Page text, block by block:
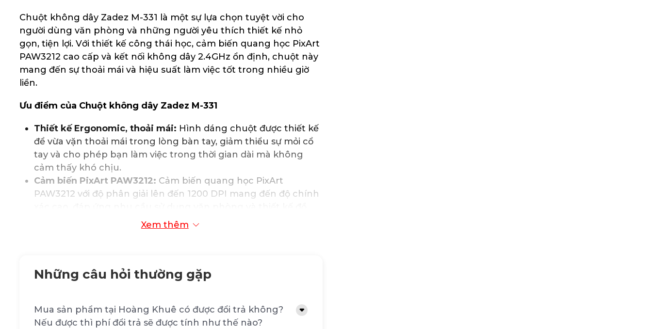
Chuột không dây Zadez M-331 là một sự lựa chọn tuyệt vời cho
người dùng văn phòng và những người yêu thích thiết kế nhỏ
gọn, tiện lợi. Với thiết kế công thái học, cảm biến quang học PixArt
PAW3212 cao cấp và kết nối không dây 2.4GHz ổn định, chuột này
mang đến sự thoải mái và hiệu suất làm việc tốt trong nhiều giờ
liền.
Ưu điểm của Chuột không dây Zadez M-331
Thiết kế Ergonomic, thoải mái: Hình dáng chuột được thiết kế
để vừa vặn thoải mái trong lòng bàn tay, giảm thiểu sự mỏi cổ
tay và cho phép bạn làm việc trong thời gian dài mà không
cảm thấy khó chịu.
Cảm biến PixArt PAW3212: Cảm biến quang học PixArt
PAW3212 với độ phân giải lên đến 1200 DPI mang đến độ chính
cách tối đa 10m, góc nhận sóng 360 độ.
dài.
Công nghệ Smart Power Saving:Tự động tắt khi không sử
Xem thêm
Những câu hỏi thường gặp
Mua sản phẩm tại Hoàng Khuê có được đổi trả không?
Nếu được thì phí đổi trả sẽ được tính như thế nào?